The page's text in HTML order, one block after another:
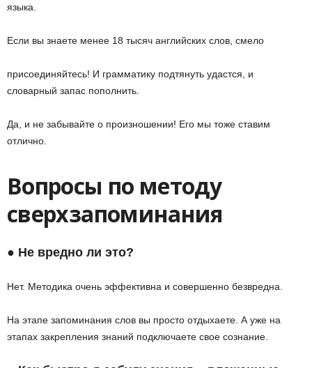
языка.
Если вы знаете менее 18 тысяч английских слов, смело
присоединяйтесь! И грамматику подтянуть удастся, и
словарный запас пополнить.
Да, и не забывайте о произношении! Его мы тоже ставим
отлично.
Вопросы по методу
сверхзапоминания
● Не вредно ли это?
Нет. Методика очень эффективна и совершенно безвредна.
На этапе запоминания слов вы просто отдыхаете. А уже на
этапах закрепления знаний подключаете свое сознание.